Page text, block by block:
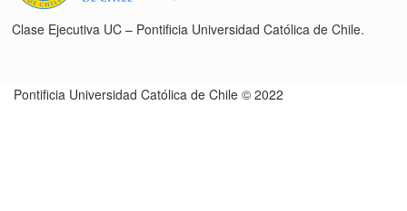
Clase Ejecutiva UC – Pontificia Universidad Católica de Chile.
Pontificia Universidad Católica de Chile © 2022